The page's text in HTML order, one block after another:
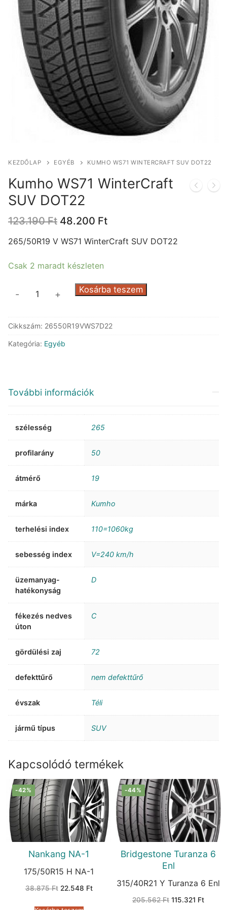
KEZDŐLAP EGYÉB KUMHO WS71 WINTERCRAFT SUV DOT22
Kumho WS71 WinterCraft
SUV DOT22
123.190Ft Original
was:
48.200 FtCurrent
is:
265/50R19 V WS71 WinterCraft SUV DOT22
Csak 2 maradt készleten
SUV
DOT22
- + Kosárba teszem
Cikkszám: 26550R19VWS7D22
Kategória: Egyéb
További információk
szélesség 265
profilarány 50
átmérő 19
márka Kumho
terhelési index 110=1060kg
sebesség index V=240 km/h
üzemanyag-
hatékonyság
D
fékezés nedves
úton
C
gördülési zaj 72
defekttűrő nem defekttűrő
évszak Téli
jármű típus SUV
Kapcsolódó termékek
-42%
Nankang NA-1
175/50R15 H NA-1
38.875Ft Original
38.875 Ft.
22.548 FtCurrent
-44%
Bridgestone Turanza 6
Enl
315/40R21 Y Turanza 6 Enl
205.562Ft Original
115.321 Ft